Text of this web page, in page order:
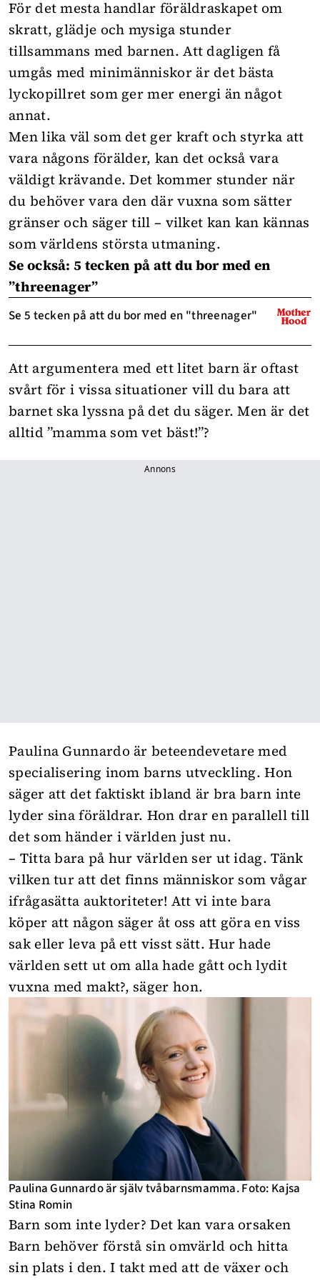
För det mesta handlar föräldraskapetom
skratt, glädje och mysiga stunder
tillsammans med barnen. Att dagligen få
umgås med minimänniskor är det bästa
lyckopillret som ger mer energi än något
annat.
Men lika väl som det ger kraft och styrka att
vara någons förälder, kan det också vara
väldigt krävande. Det kommer stunder när
du behöver vara den där vuxna som sätter
gränser och säger till – vilket kan kan kännas
som världens största utmaning.
Se också: 5 tecken på att du bor med en
”threenager”
Se 5 tecken på att du bor med en "threenager"
Att argumentera med ett litet barn är oftast
svårt för i vissa situationer vill du bara att
barnet ska lyssna på det du säger. Men är det
alltid ”mamma som vet bäst!”?
Annons
Paulina Gunnardo är beteendevetare med
specialisering inom barns utveckling. Hon
säger att det faktiskt ibland är bra barn inte
lyder sina föräldrar. Hon drar en parallell till
det som händer i världen just nu.
– Titta bara på hur världen ser ut idag. Tänk
vilken tur att det finns människor som vågar
ifrågasätta auktoriteter! Att vi inte bara
köper att någon säger åt oss att göra en viss
sak eller leva på ett visst sätt. Hur hade
världen sett ut om alla hade gått och lydit
vuxna med makt?, säger hon.
Paulina Gunnardo är själv tvåbarnsmamma. Foto: Kajsa
Stina Romin
Barn som inte lyder? Det kan vara orsaken
Barn behöver förstå sin omvärld och hitta
sin plats i den. I takt med att de växer och